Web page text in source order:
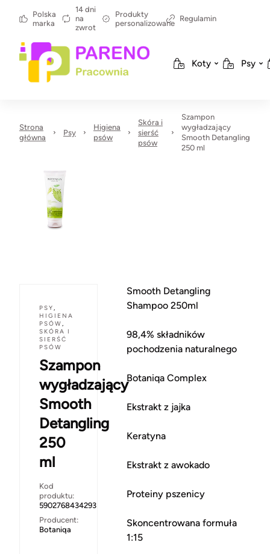
Polska
marka
14 dni
na
zwrot
Produkty
personalizowane Regulamin
Koty Psy
Strona
główna
Psy
Higiena
psów
Skóra i
sierść
psów
Szampon
wygładzający
Smooth Detangling
250 ml
PSY,
HIGIENA
PSÓW,
SKÓRA I
SIERŚĆ
PSÓW
Szampon
wygładzający
Smooth
Detangling
250
ml
Kod
produktu:
5902768434293
Producent:
Botaniqa
Smooth Detangling
Shampoo 250ml
98,4% składników
pochodzenia naturalnego
Botaniqa Complex
Ekstrakt z jajka
Keratyna
Ekstrakt z awokado
Proteiny pszenicy
Skoncentrowana formuła
1:15